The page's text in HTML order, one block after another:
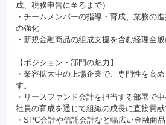
成、税務申告に至るまで）
・チームメンバーの指導・育成、業務の
の強化
・新規金融商品の組成支援を含む経理全
【ポジション・部門の魅力】
・業容拡大中の上場企業で、専門性を高
す。
・リースファンド会計を担当する部署で
社員の育成を通じて組織の成長に直接貢献
・SPC会計や信託会計など幅広い金融商